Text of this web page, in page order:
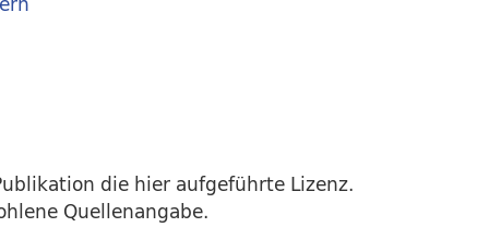
die hier aufgeführte Lizenz.
Quellenangabe.